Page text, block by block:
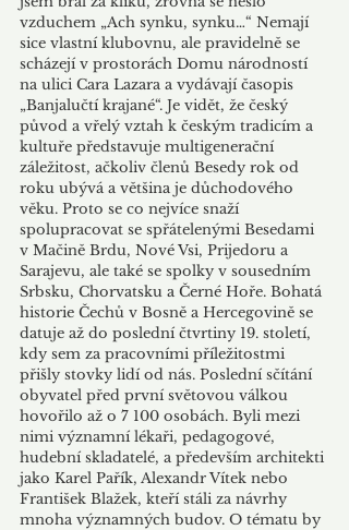
vzduchem „Ach synku, synku…“ Nemají
sice vlastní klubovnu, ale pravidelně se
scházejí v prostorách Domu národností
na ulici Cara Lazara a vydávají časopis
„Banjalučtí krajané“. Je vidět, že český
původ a vřelý vztah k českým tradicím a
kultuře představuje multigenerační
záležitost, ačkoliv členů Besedy rok od
roku ubývá a většina je důchodového
věku. Proto se co nejvíce snaží
spolupracovat se spřátelenými Besedami
v Mačině Brdu, Nové Vsi, Prijedoru a
Sarajevu, ale také se spolky v sousedním
Srbsku, Chorvatsku a Černé Hoře. Bohatá
historie Čechů v Bosně a Hercegovině se
datuje až do poslední čtvrtiny 19. století,
kdy sem za pracovními příležitostmi
přišly stovky lidí od nás. Poslední sčítání
obyvatel před první světovou válkou
hovořilo až o 7 100 osobách. Byli mezi
nimi významní lékaři, pedagogové,
hudební skladatelé, a především architekti
jako Karel Pařík, Alexandr Vítek nebo
František Blažek, kteří stáli za návrhy
mnoha významných budov. O tématu by